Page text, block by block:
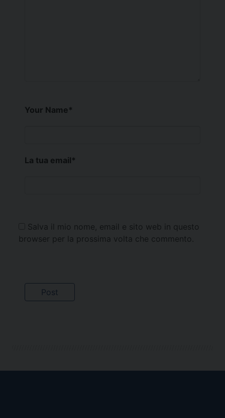
Your Name*
La tua email*
Salva il mio nome, email e sito web in questo
browser per la prossima volta che commento.